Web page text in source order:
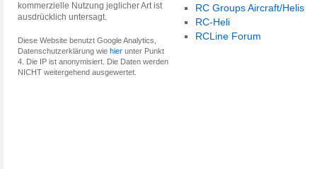
kommerzielle Nutzung jeglicher Art ist
ausdrücklich untersagt.
Diese Website benutzt Google Analytics,
Datenschutzerklärung wie hier unter Punkt
4. Die IP ist anonymisiert. Die Daten werden
NICHT weitergehend ausgewertet.
RC Groups Aircraft/Helis
RC-Heli
RCLine Forum